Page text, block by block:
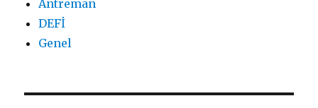
Antreman
DEFİ
Genel